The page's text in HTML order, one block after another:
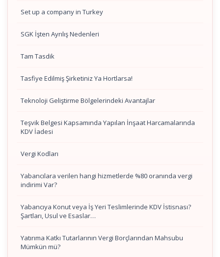
Set up a company in Turkey
SGK İşten Ayrılış Nedenleri
Tam Tasdik
Tasfiye Edilmiş Şirketiniz Ya Hortlarsa!
Teknoloji Geliştirme Bölgelerindeki Avantajlar
Teşvik Belgesi Kapsamında Yapılan İnşaat Harcamalarında
KDV İadesi
Vergi Kodları
Yabancılara verilen hangi hizmetlerde %80 oranında vergi
indirimi Var?
Yabancıya Konut veya İş Yeri Teslimlerinde KDV İstisnası?
Şartları, Usul ve Esaslar…
Yatırıma Katkı Tutarlarının Vergi Borçlarından Mahsubu
Mümkün mü?